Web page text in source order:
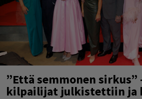
”Että semmonen sirkus”
kilpailijat julkistettiin ja